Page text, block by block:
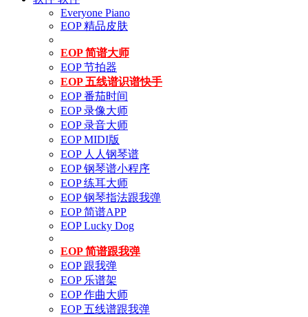
Everyone Piano
EOP 精品皮肤
EOP 简谱大师
EOP 节拍器
EOP 五线谱识谱快手
EOP 番茄时间
EOP 录像大师
EOP 录音大师
EOP MIDI版
EOP 人人钢琴谱
EOP 钢琴谱小程序
EOP 练耳大师
EOP 钢琴指法跟我弹
EOP 简谱APP
EOP Lucky Dog
EOP 简谱跟我弹
EOP 跟我弹
EOP 乐谱架
EOP 作曲大师
EOP 五线谱跟我弹